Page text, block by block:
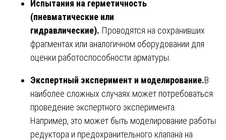
Испытания на герметичность
(пневматические или
гидравлические). Проводятся на сохранивших
фрагментах или аналогичном оборудовании для
оценки работоспособности арматуры.
Экспертный эксперимент и моделирование.В
наиболее сложных случаях может потребоваться
проведение экспертного эксперимента.
Например, это может быть моделирование работы
редуктора и предохранительного клапана на